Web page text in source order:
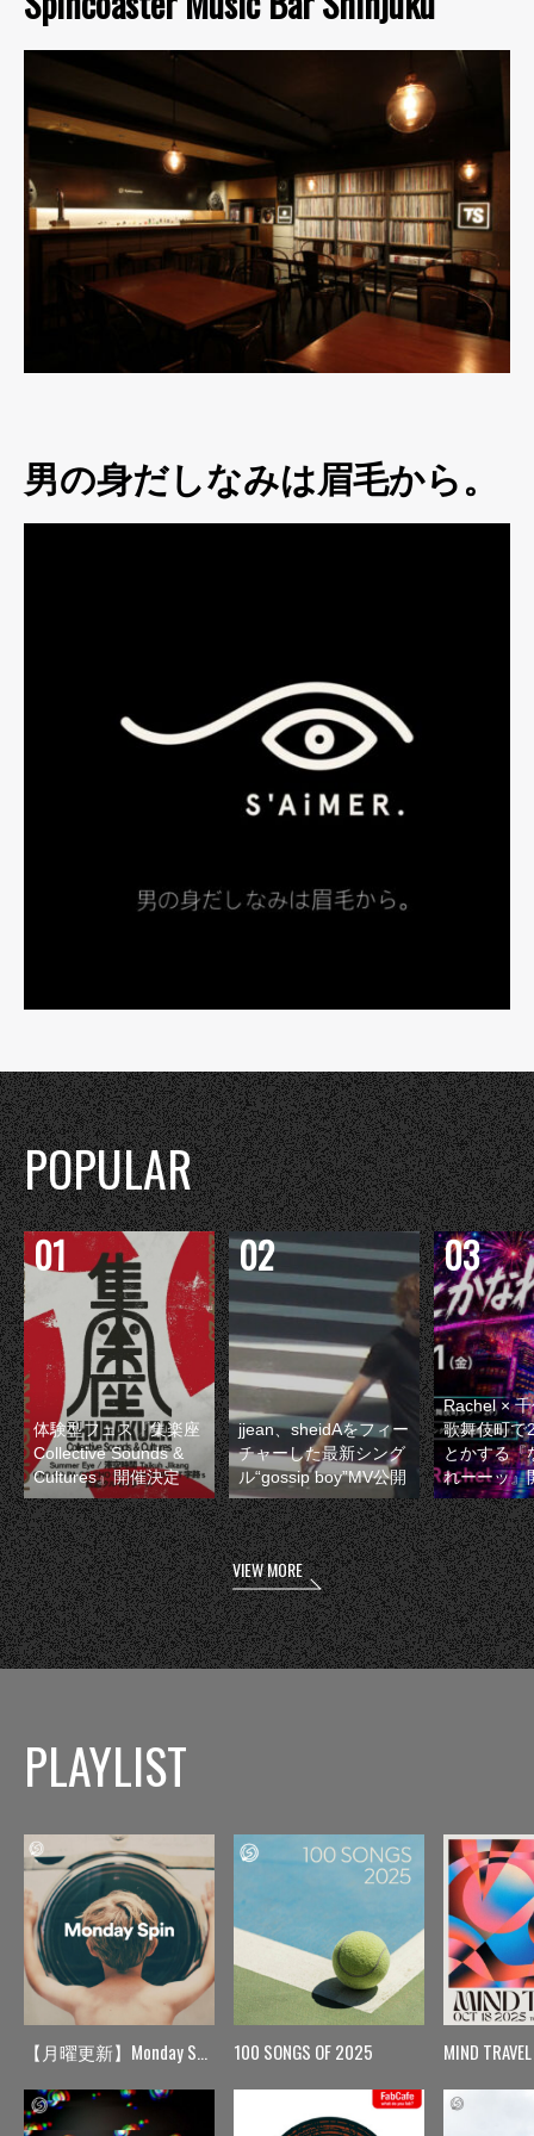
男の身だしなみは眉毛から。
POPULAR
体験型フェス『集楽座
Collective Sounds &
Cultures』開催決定
jjean、sheidAをフィー
チャーした最新シング
ル“gossip boy”MV公開
Rachel ×
歌舞伎町で
とかする『
れーーッ』
VIEW MORE
PLAYLIST
【月曜更新】Monday Spin 100 SONGS OF 2025 MIND TRAVEL